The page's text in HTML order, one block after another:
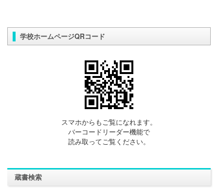
学校ホームページQRコード
スマホからもご覧になれます。
バーコードリーダー機能で
読み取ってご覧ください。
蔵書検索